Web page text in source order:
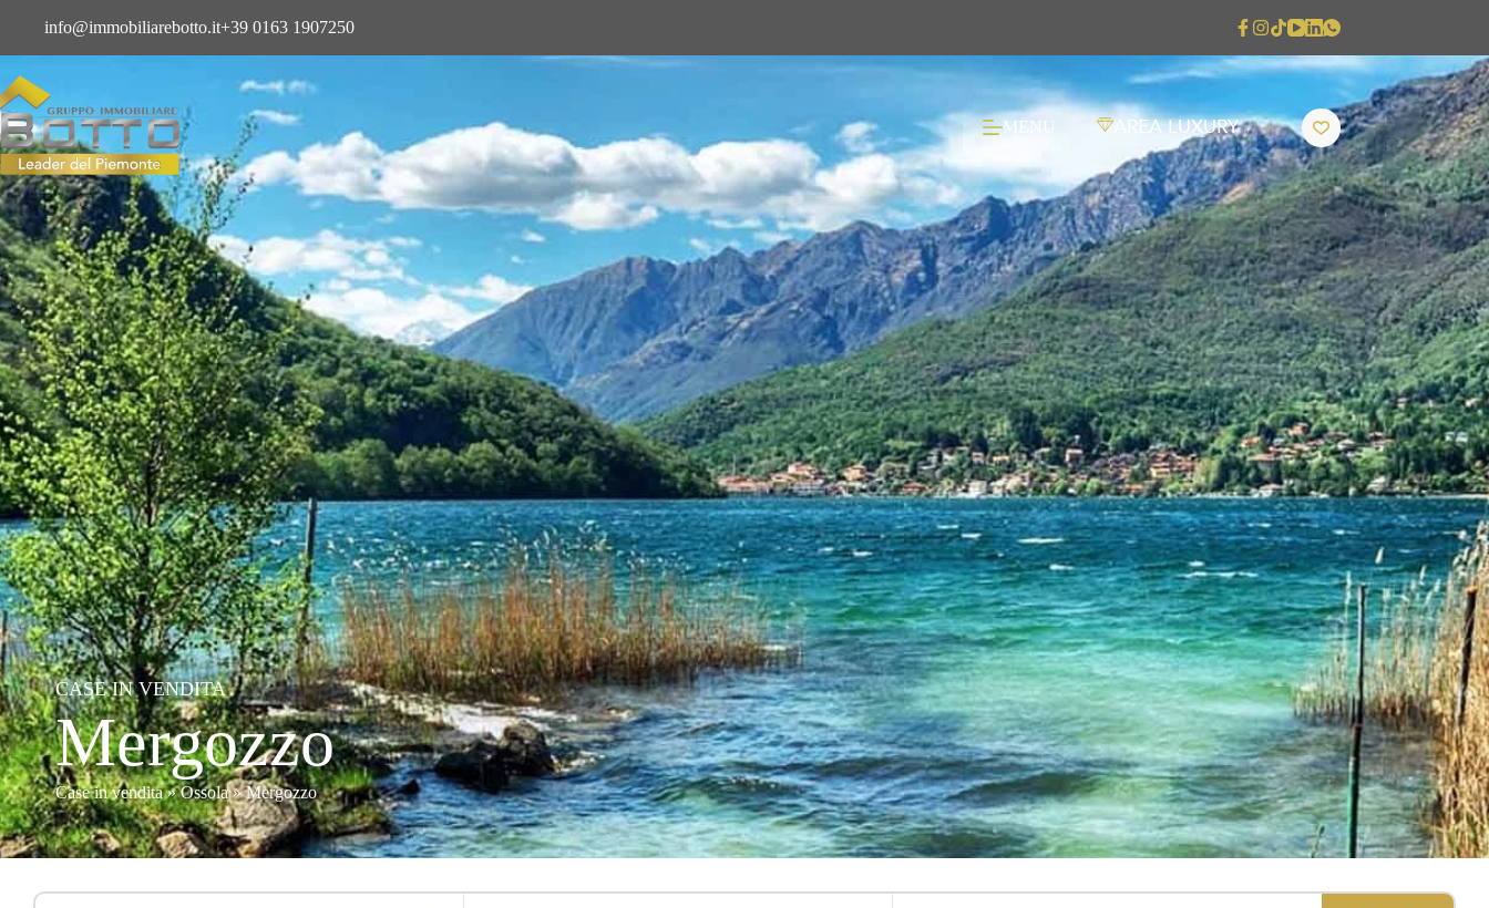
info@immobiliarebotto.it+39 0163 1907250
MENU AREA LUXURY
CASE IN VENDITA
Mergozzo
Case in vendita»Ossola»Mergozzo